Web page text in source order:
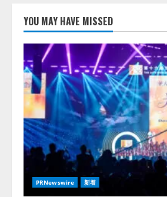
機能を
拡充
2026/08/07/13:53:50
YOU MAY HAVE MISSED
PRNewswire 新着